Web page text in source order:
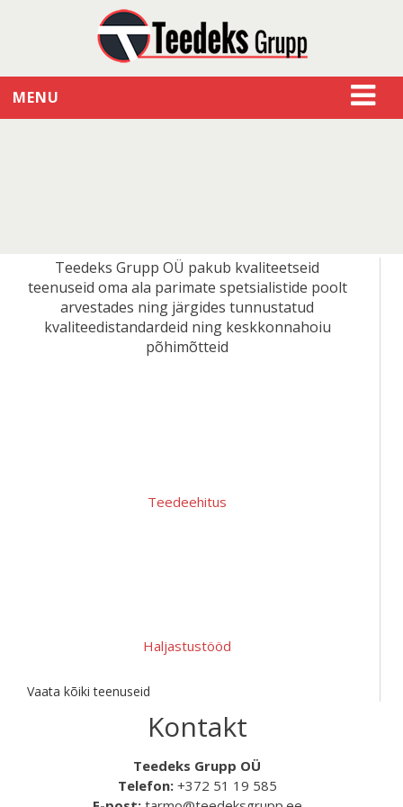
MENU
Teedeks Grupp OÜ pakub kvaliteetseid
teenuseid oma ala parimate spetsialistide poolt
arvestades ning järgides tunnustatud
kvaliteedistandardeid ning keskkonnahoiu
põhimõtteid
Teedeehitus
Haljastustööd
Vaata kõiki teenuseid
Kontakt
Teedeks Grupp OÜ
Telefon:+372 51 19 585